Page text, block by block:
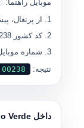
موبایل راهنما:
از پرتغال، پیش
کد کشور 238 را شماره گیری کنید.
شماره موبایل 7 رقمی 991 2345 را شماره
نتیجه:
00238 991 2345
داخل Cabo Verde – سال موبایل → دفتر Mindelo